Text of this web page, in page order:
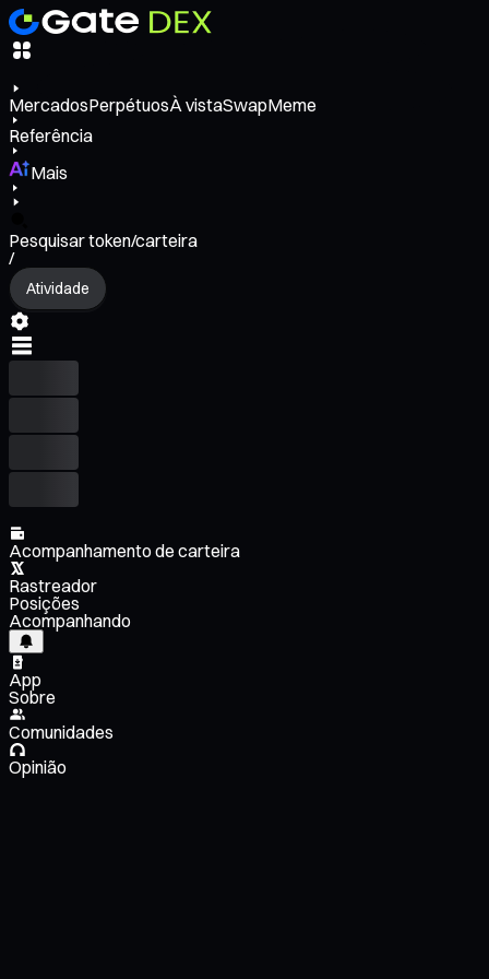
MercadosPerpétuosÀ vistaSwapMeme
Referência
Mais
Pesquisar token/carteira
/
Atividade
Acompanhamento de carteira
Rastreador
Posições
Acompanhando
App
Sobre
Comunidades
Opinião